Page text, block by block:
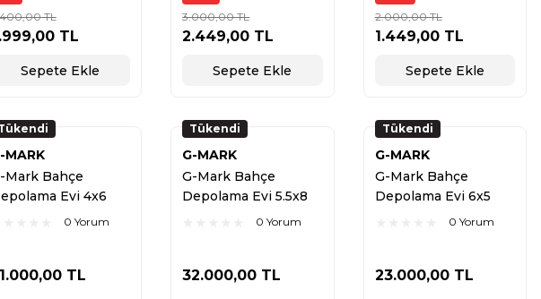
TL
TL
Sepete Ekle
3.000,00 TL
2.449,00 TL
Sepete Ekle
2.000,00 TL
1.449,00 TL
Sepete Ekle
MARK
Mark Bahçe
Evi 4x6
cm )
0 Yorum
TL
Tükendi
G-MARK
G-Mark Bahçe
Depolama Evi 5.5x8
(169x262x197 cm)
0 Yorum
32.000,00 TL
Tükendi
G-MARK
G-Mark Bahçe
Depolama Evi 6x5
(182x151x220 cm)
0 Yorum
23.000,00 TL